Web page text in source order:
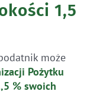
1,5
może
Pożytku
% swoich